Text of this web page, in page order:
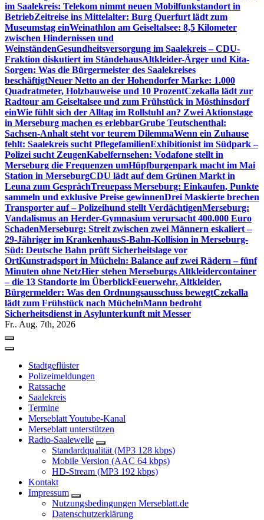
im Saalekreis: Telekom nimmt neuen Mobilfunkstandort in
BetriebZeitreise ins Mittelalter: Burg Querfurt lädt zum
Museumstag einWeinathlon am Geiseltalsee: 8,5 Kilometer
zwischen Hindernissen und
WeinständenGesundheitsversorgung im Saalekreis – CDU-
Fraktion diskutiert im StändehausAltkleider-Ärger und Kita-
Sorgen: Was die Bürgermeister des Saalekreises
beschäftigtNeuer Netto an der Hohendorfer Marke: 1.000
Quadratmeter, Holzbauweise und 10 ProzentCzekalla lädt zur
Radtour am Geiseltalsee und zum Frühstück in Mösthinsdorf
einWie fühlt sich der Alltag im Rollstuhl an? Zwei Aktionstage
in Merseburg machen es erlebbarGrube Teutschenthal:
Sachsen-Anhalt steht vor teurem DilemmaWenn ein Zuhause
fehlt: Saalekreis sucht PflegefamilienExhibitionist im Südpark –
Polizei sucht ZeugenKabelfernsehen: Vodafone stellt in
Merseburg die Frequenzen umHüpfburgenpark macht im Mai
Station in MerseburgCDU lädt auf dem Grünen Markt in
Leuna zum GesprächTreuepass Merseburg: Einkaufen, Punkte
sammeln und exklusive Preise gewinnenDrei Maskierte brechen
Transporter auf – Polizeihund stellt VerdächtigenMerseburg:
Vandalismus an Herder-Gymnasium verursacht 400.000 Euro
SchadenMerseburg: Streit zwischen zwei Männern eskaliert –
29-Jähriger im KrankenhausS-Bahn-Kollision in Merseburg-
Süd: Deutsche Bahn prüft Sicherheitslage vor
OrtKunstradsport in Mücheln: Balance auf zwei Rädern – fünf
Minuten ohne NetzHier stehen Merseburgs Altkleidercontainer
– die 13 Standorte im ÜberblickFeuerwehr, Altkleider,
Bürgermelder: Was den Ordnungsausschuss bewegtCzekalla
lädt zum Frühstück nach MüchelnMann bedroht
Sicherheitsdienst in Asylunterkunft mit Messer
Fr.. Aug. 7th, 2026
Stadtgeflüster
Polizeimeldungen
Ratssache
Saalekreis
Termine
Merseblatt Youtube-Kanal
Merseblatt unterstützen
Radio-Saalewelle
Standardqualität (MP3 128 kbps)
Mobile Version (AAC 64 kbps)
HD-Stream (MP3 192 kbps)
Kontakt
Impressum
Nutzungsbedingungen Merseblatt.de
Datenschutzerklärung